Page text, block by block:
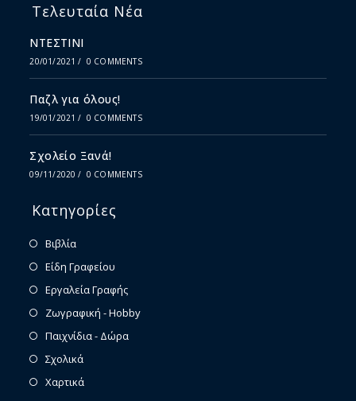
Τελευταία Νέα
ΝΤΕΣΤΙΝΙ
20/01/2021 / 0 COMMENTS
Παζλ για όλους!
19/01/2021 / 0 COMMENTS
Σχολείο Ξανά!
09/11/2020 / 0 COMMENTS
Κατηγορίες
Βιβλία
Είδη Γραφείου
Εργαλεία Γραφής
Ζωγραφική - Hobby
Παιχνίδια - Δώρα
Σχολικά
Χαρτικά